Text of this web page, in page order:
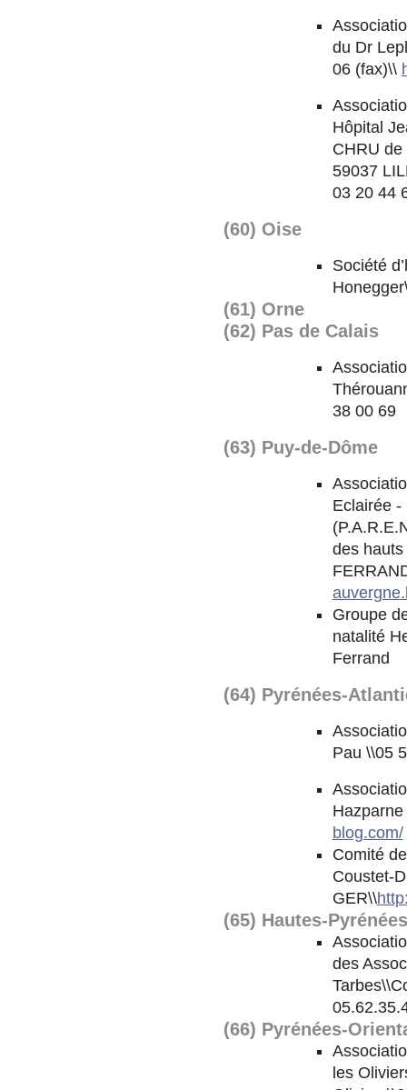
du Dr
06 (fax)\\
Hôpital
CHRU de
59037
03 20 44
(60) Oise
Société
(61) Orne
(62) Pas de Calais
38 00 69
(63) Puy-de-Dôme
Eclairée -
des
Groupe
natalité
Ferrand
(64) Pyrénées-
Pau \\05
blog.com/
Comité
Coustet-
GER\\
(65) Hautes-Pyrénées
des
(66) Pyrénées-
les